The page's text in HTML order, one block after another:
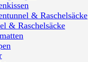
& Raschelsäcke
& Raschelsäcke